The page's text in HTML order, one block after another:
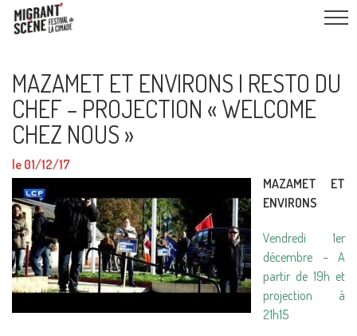
MAZAMET ET ENVIRONS I RESTO DU
CHEF – PROJECTION « WELCOME
CHEZ NOUS »
le 01/12/17
MAZAMET ET
ENVIRONS
Vendredi 1er
décembre – A
partir de 19h et
projection à
21h15